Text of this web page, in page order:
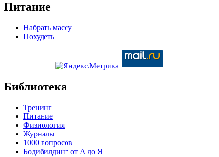
Питание
Набрать массу
Похудеть
Библиотека
Тренинг
Питание
Физиология
Журналы
1000 вопросов
Бодибилдинг от А до Я